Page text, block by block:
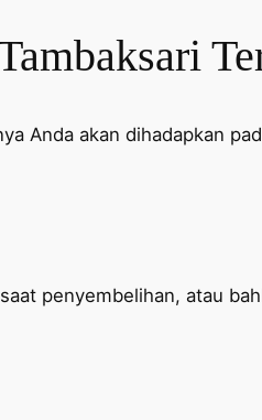
Anda akan dihadapkan
penyembelihan, atau